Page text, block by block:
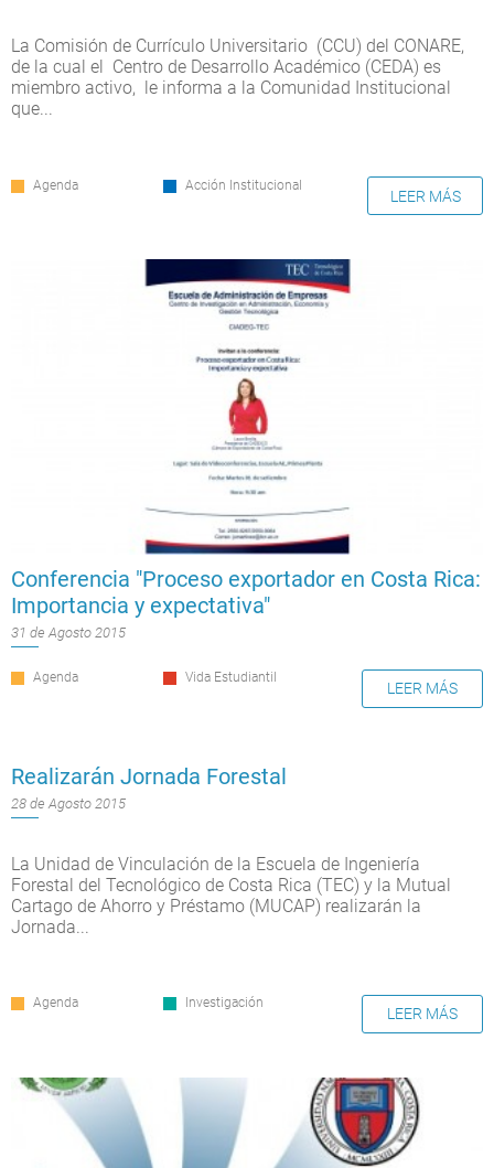
La Comisión de Currículo Universitario (CCU) del CONARE,
de la cual el Centro de Desarrollo Académico (CEDA) es
miembro activo, le informa a la Comunidad Institucional
que...
Agenda Acción Institucional
LEER MÁS
Conferencia "Proceso exportador en Costa Rica:
Importancia y expectativa"
31 de Agosto 2015
Agenda Vida Estudiantil
LEER MÁS
Realizarán Jornada Forestal
28 de Agosto 2015
La Unidad de Vinculación de la Escuela de Ingeniería
Forestal del Tecnológico de Costa Rica (TEC) y la Mutual
Cartago de Ahorro y Préstamo (MUCAP) realizarán la
Jornada...
Agenda Investigación
LEER MÁS